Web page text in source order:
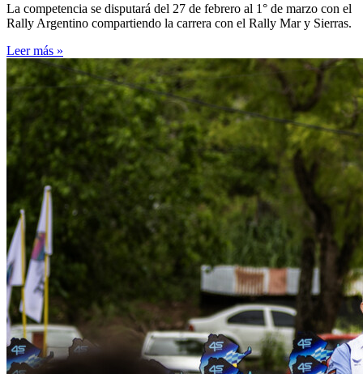
La competencia se disputará del 27 de febrero al 1° de marzo con el
Rally Argentino compartiendo la carrera con el Rally Mar y Sierras.
Leer más »